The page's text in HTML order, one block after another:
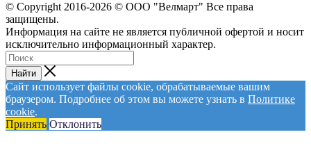
© Сopyright 2016-2026 © ООО "Велмарт" Все права
защищены.
Информация на сайте не является публичной офертой и носит
исключительно информационный характер.
Найти
Сайт использует файлы cookie, обрабатываемые вашим
браузером. Подробнее об этом вы можете узнать в Политике
cookie.
Принять Отклонить